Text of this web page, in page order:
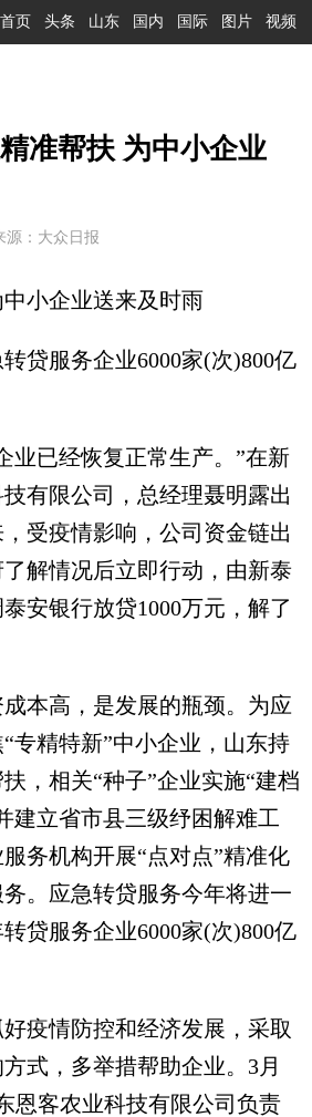
首页 头条 山东 国内 国际 图片 视频
准帮扶 为中小企业
源：大众日报
小企业送来及时雨
服务企业6000家(次)800亿
已经恢复正常生产。”在新
有限公司，总经理聂明露出
受疫情影响，公司资金链出
解情况后立即行动，由新泰
安银行放贷1000万元，解了
高，是发展的瓶颈。为应
专精特新”中小企业，山东持
，相关“种子”企业实施“建档
建立省市县三级纾困解难工
务机构开展“点对点”精准化
。应急转贷服务今年将进一
贷服务企业6000家(次)800亿
情防控和经济发展，采取
式，多举措帮助企业。3月
恩客农业科技有限公司负责